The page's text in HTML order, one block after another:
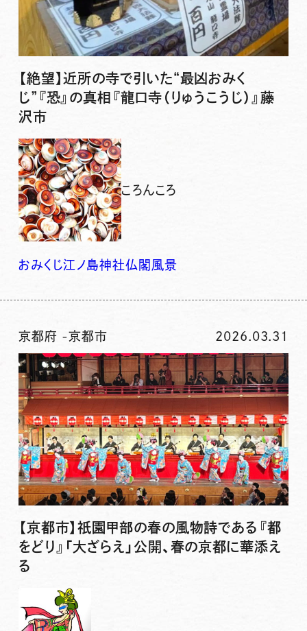
【絶望】近所の寺で引いた“最凶おみく
じ”『恐』の真相『龍口寺（りゅうこうじ）』藤
沢市
ころんころ
おみくじ江ノ島神社仏閣 風景
京都府 -京都市 2026.03.31
【京都市】祇園甲部の春の風物詩である『都
をどり』「大ざらえ」公開、春の京都に華添え
る